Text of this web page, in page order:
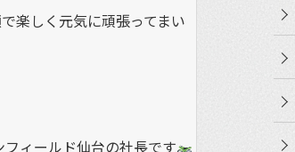
楽しく元気に頑張ってまい
ィールド仙台の社長です